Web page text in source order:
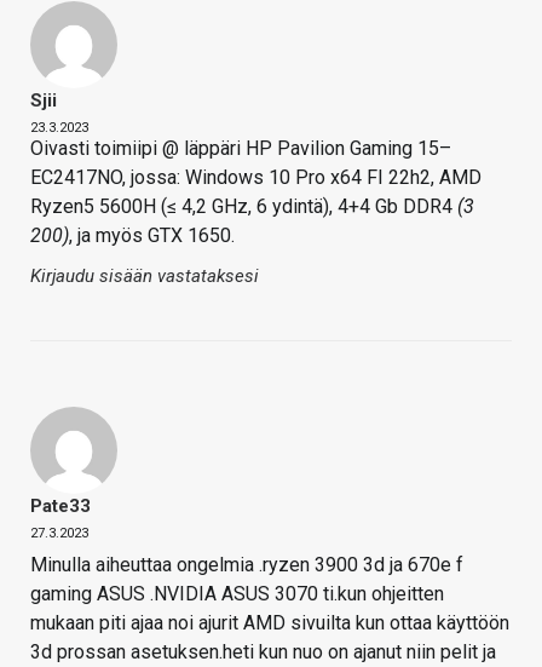
Sjii
23.3.2023
Oivasti toimiipi @ läppäri HP Pavilion Gaming 15–
EC2417NO, jossa: Windows 10 Pro x64 FI 22h2, AMD
Ryzen5 5600H (≤ 4,2 GHz, 6 ydintä), 4+4 Gb DDR4 (3
200), ja myös GTX 1650.
Kirjaudu sisään vastataksesi
Pate33
27.3.2023
Minulla aiheuttaa ongelmia .ryzen 3900 3d ja 670e f
gaming ASUS .NVIDIA ASUS 3070 ti.kun ohjeitten
mukaan piti ajaa noi ajurit AMD sivuilta kun ottaa käyttöön
3d prossan asetuksen.heti kun nuo on ajanut niin pelit ja